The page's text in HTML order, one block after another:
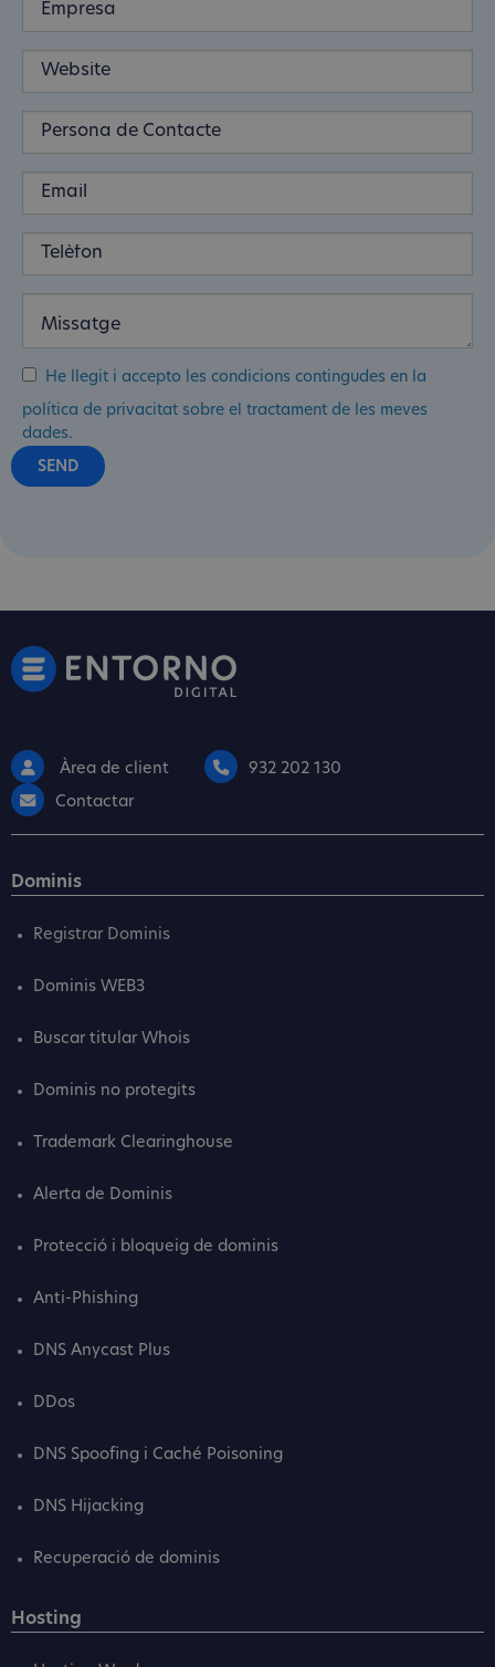
He llegit i accepto les condicions contingudes en la
política de privacitat sobre el tractament de les meves
dades.
Àrea de client
932 202 130
Contactar
Dominis
Registrar Dominis
Dominis WEB3
Buscar titular Whois
Dominis no protegits
Trademark Clearinghouse
Alerta de Dominis
Protecció i bloqueig de dominis
Anti-Phishing
DNS Anycast Plus
DDos
DNS Spoofing i Caché Poisoning
DNS Hijacking
Recuperació de dominis
Hosting